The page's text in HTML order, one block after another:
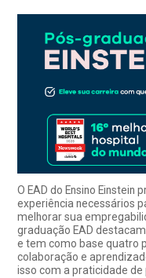
O EAD do Ensino Einstein
experiência necessários
melhorar sua
graduação EAD
e tem como base quatro
colaboração e
isso com a praticidade